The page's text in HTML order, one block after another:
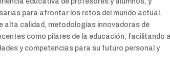
para afrontar los retos del mundo actual.
alta calidad, metodologías innovadoras de
como pilares de la educación, facilitando
y competencias para su futuro personal y